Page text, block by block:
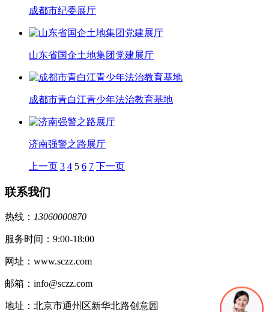
成都市纪委展厅
山东省国企土地集团党建展厅
成都市青白江青少年法治教育基地
济南强警之路展厅
上一页 3 4 5 6 7 下一页
联系我们
热线： 13060000870
服务时间：9:00-18:00
网址：www.sczz.com
邮箱：info@sczz.com
地址：北京市通州区新华北路创意园